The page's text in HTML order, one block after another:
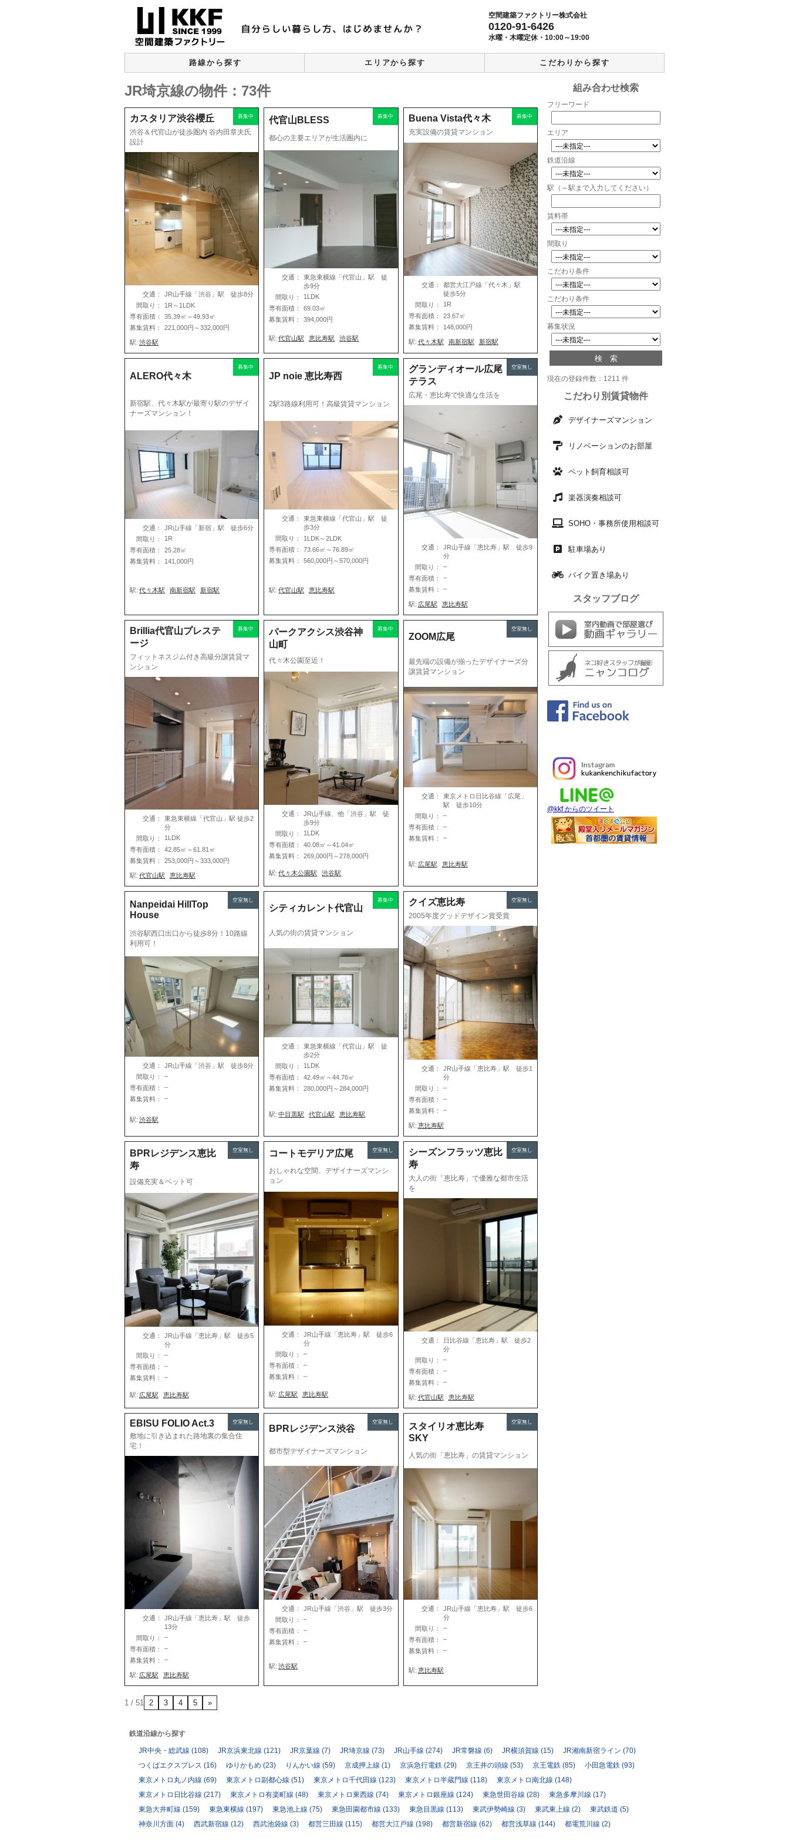
空間建築ファクトリー株式会社
0120-91-6426
水曜・木曜定休・ 10:00～19:00
路線から探す エリアから探す こだわりから探す
JR埼京線の物件：73件
カスタリア渋谷櫻丘
渋谷＆代官山が徒歩圏内 谷内田章夫氏
設計
交通：
JR山手線「渋谷」駅 徒歩8分
間取り：
1R～1LDK
専有面積：
35.39㎡～49.93㎡
募集賃料：
221,000円～332,000円
駅: 渋谷駅
募集中 代官山BLESS
都心の主要エリアが生活圏内に
交通：
東急東横線「代官山」駅 徒
歩9分
間取り：
1LDK
専有面積：
69.03㎡
募集賃料：
394,000円
駅: 代官山駅 恵比寿駅 渋谷駅
募集中 Buena Vista代々木
充実設備の賃貸マンション
交通：
都営大江戸線「代々木」駅
徒歩5分
間取り：
1R
専有面積：
23.67㎡
募集賃料：
148,000円
駅: 代々木駅 南新宿駅 新宿駅
募集中
ALERO代々木
新宿駅、代々木駅が最寄り駅のデザイ
ナーズマンション！
交通：
JR山手線「新宿」駅 徒歩6分
間取り：
1R
専有面積：
25.28㎡
募集賃料：
141,000円
駅: 代々木駅 南新宿駅 新宿駅
募集中
JP noie 恵比寿西
2駅3路線利用可！高級賃貸マンション
交通：
東急東横線「代官山」駅 徒
歩3分
間取り：
1LDK～2LDK
専有面積：
73.66㎡～76.89㎡
募集賃料：
560,000円～570,000円
駅: 代官山駅 恵比寿駅
募集中
グランディオール広尾
テラス
広尾・恵比寿で快適な生活を
交通：
JR山手線「恵比寿」駅 徒歩9
分
間取り：
–
専有面積：
–
募集賃料：
–
駅: 広尾駅 恵比寿駅
空室無し
Brillia代官山プレステ
ージ
フィットネスジム付き高級分譲賃貸マ
ンション
交通： 東急東横線「 代官山 」駅 徒歩2
分
間取り：
1LDK
専有面積：
42.85㎡～61.81㎡
募集賃料：
253,000円～333,000円
駅: 代官山駅 恵比寿駅
募集中
パークアクシス渋谷神
山町
代々木公園至近！
交通：
JR山手線、他「渋谷」駅 徒
歩9分
間取り：
1LDK
専有面積：
40.08㎡～41.04㎡
募集賃料：
269,000円～278,000円
駅: 代々木公園駅 渋谷駅
募集中
ZOOM広尾
最先端の設備が揃ったデザイナーズ分
譲賃貸マンション
交通：
東京メトロ日比谷線「広尾」
駅 徒歩10分
間取り：
–
専有面積：
–
募集賃料：
–
駅: 広尾駅 恵比寿駅
空室無し
Nanpeidai HillTop
House
渋谷駅西口出口から徒歩8分！10路線
利用可！
交通：
JR山手線「渋谷」駅 徒歩8分
間取り：
–
専有面積：
–
募集賃料：
–
駅: 渋谷駅
空室無し
シティカレント代官山
人気の街の賃貸マンション
交通：
東急東横線「代官山」駅 徒
歩2分
間取り：
1LDK
専有面積：
42.49㎡～44.76㎡
募集賃料：
280,000円～284,000円
駅: 中目黒駅 代官山駅 恵比寿駅
募集中 クイズ恵比寿
2005年度グッドデザイン賞受賞
交通：
JR山手線「恵比寿」駅 徒歩1
分
間取り：
–
専有面積：
–
募集賃料：
–
駅: 恵比寿駅
空室無し
BPRレジデンス恵比
寿
設備充実＆ペット可
交通：
JR山手線「恵比寿」駅 徒歩5
分
間取り：
–
専有面積：
–
募集賃料：
–
駅: 広尾駅 恵比寿駅
空室無し コートモデリア広尾
おしゃれな空間、デザイナーズマンシ
ョン
交通：
JR山手線「恵比寿」駅 徒歩6
分
間取り：
–
専有面積：
–
募集賃料：
–
駅: 広尾駅 恵比寿駅
空室無し
シーズンフラッツ恵比
寿
大人の街「恵比寿」で優雅な都市生活
を
交通：
日比谷線「恵比寿」駅 徒歩2
分
間取り：
–
専有面積：
–
募集賃料：
–
駅: 代官山駅 恵比寿駅
空室無し
EBISU FOLIO Act.3
敷地に引き込まれた路地裏の集合住
宅！
交通：
JR山手線「恵比寿」駅 徒歩
13分
間取り：
–
専有面積：
–
募集賃料：
–
駅: 広尾駅 恵比寿駅
空室無し
BPRレジデンス渋谷
都市型デザイナーズマンション
交通：
JR山手線「渋谷」駅 徒歩3分
間取り：
–
専有面積：
–
募集賃料：
–
駅: 渋谷駅
空室無し
スタイリオ恵比寿
SKY
人気の街「恵比寿」の賃貸マンション
交通：
JR山手線「恵比寿」駅 徒歩6
分
間取り：
–
専有面積：
–
募集賃料：
–
駅: 恵比寿駅
空室無し
1 / 51 2 3 4 5 »
組み合わせ検索
フリーワード
エリア
鉄道沿線
駅（～駅まで入力してください）
賃料帯
間取り
こだわり条件
こだわり条件
募集状況
現在の登録件数：1211 件
こだわり別賃貸物件
デザイナーズマンション
リノベーションのお部屋
ペット飼育相談可
楽器演奏相談可
SOHO・事務所使用相談可
駐車場あり
バイク置き場あり
スタッフブログ
@kkf からのツイート
鉄道沿線から探す
JR中央・総武線 (108) JR京浜東北線 (121) JR京葉線 (7) JR埼京線 (73) JR山手線 (274) JR常磐線 (6) JR横須賀線 (15) JR湘南新宿ライン (70)
つくばエクスプレス (16) ゆりかもめ (23) りんかい線 (59) 京成押上線 (1) 京浜急行電鉄 (29) 京王井の頭線 (53) 京王電鉄 (85) 小田急電鉄 (93)
東京メトロ丸ノ内線 (69) 東京メトロ副都心線 (51) 東京メトロ千代田線 (123) 東京メトロ半蔵門線 (118) 東京メトロ南北線 (148)
東京メトロ日比谷線 (217) 東京メトロ有楽町線 (48) 東京メトロ東西線 (74) 東京メトロ銀座線 (124) 東急世田谷線 (28) 東急多摩川線 (17)
東急大井町線 (159) 東急東横線 (197) 東急池上線 (75) 東急田園都市線 (133) 東急目黒線 (113) 東武伊勢崎線 (3) 東武東上線 (2) 東武鉄道 (5)
神奈川方面 (4) 西武新宿線 (12) 西武池袋線 (3) 都営三田線 (115) 都営大江戸線 (198) 都営新宿線 (62) 都営浅草線 (144) 都電荒川線 (2)